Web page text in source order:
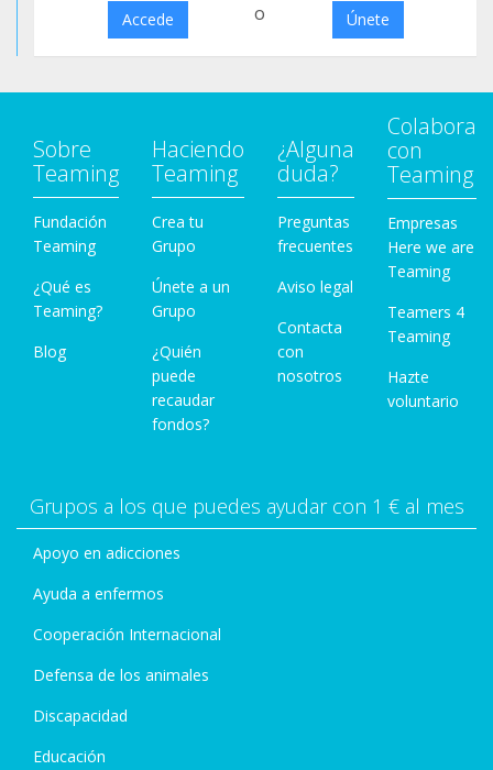
Accede o Únete
Sobre
Teaming
Fundación
Teaming
¿Qué es
Teaming?
Blog
Haciendo
Teaming
Crea tu
Grupo
Únete a un
Grupo
¿Quién
puede
recaudar
fondos?
¿Alguna
duda?
Preguntas
frecuentes
Aviso legal
Contacta
con
nosotros
Colabora
con
Teaming
Empresas
Here we are
Teaming
Teamers 4
Teaming
Hazte
voluntario
Grupos a los que puedes ayudar con 1 € al mes
Apoyo en adicciones
Ayuda a enfermos
Cooperación Internacional
Defensa de los animales
Discapacidad
Educación